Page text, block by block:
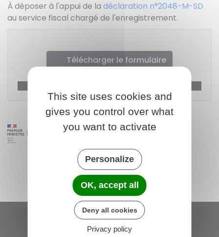
À déposer à l'appui de la déclaration n°2048-M-SD
au service fiscal chargé de l'enregistrement.
Télécharger le formulaire
Saint-Michel-de-Plélan
This site uses cookies and
gives you control over what
you want to activate
Personalize
OK, accept all
Deny all cookies
Privacy policy